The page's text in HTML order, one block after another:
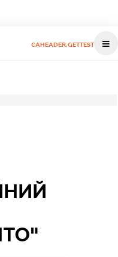
CAHEADER.GETTEST